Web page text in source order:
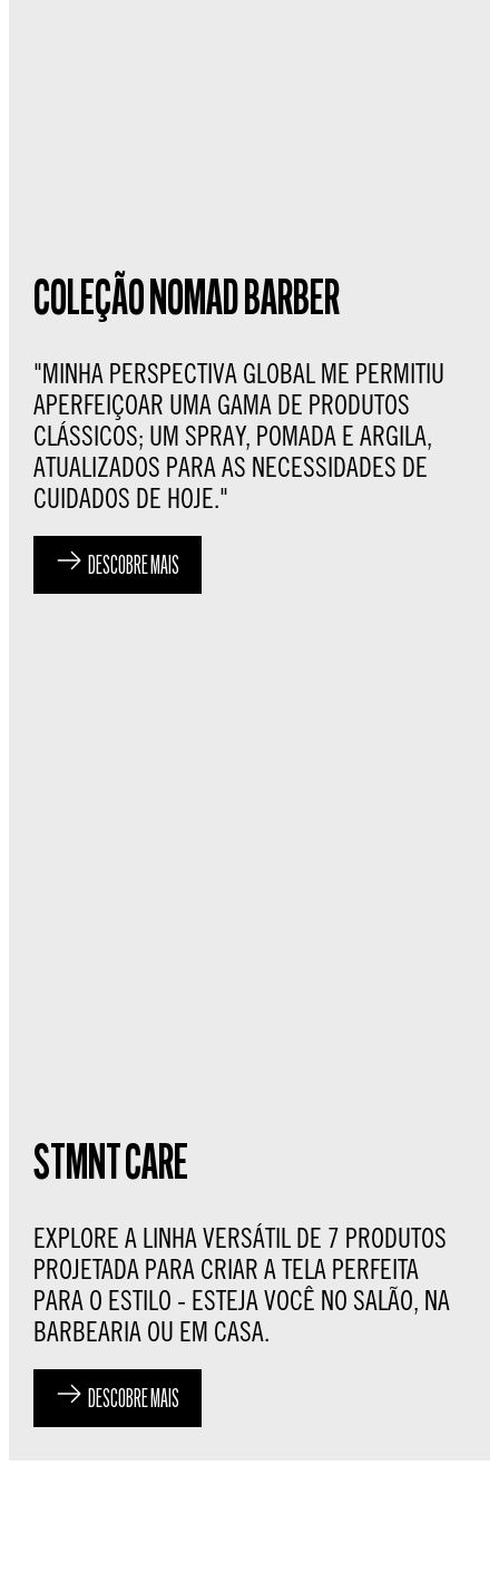
COLEÇÃO NOMAD BARBER
"MINHA PERSPECTIVA GLOBAL ME PERMITIU
APERFEIÇOAR UMA GAMA DE PRODUTOS
CLÁSSICOS; UM SPRAY, POMADA E ARGILA,
ATUALIZADOS PARA AS NECESSIDADES DE
CUIDADOS DE HOJE."
DESCOBRE MAIS
STMNT CARE
EXPLORE A LINHA VERSÁTIL DE 7 PRODUTOS
PROJETADA PARA CRIAR A TELA PERFEITA
PARA O ESTILO - ESTEJA VOCÊ NO SALÃO, NA
BARBEARIA OU EM CASA.
DESCOBRE MAIS